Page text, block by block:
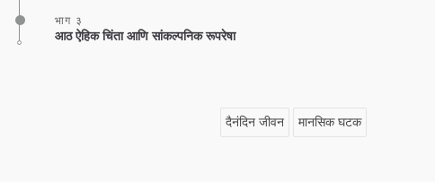
भाग ३
आठ ऐहिक चिंता आणि सांकल्पनिक रूपरेषा
दैनंदिन जीवन मानसिक घटक